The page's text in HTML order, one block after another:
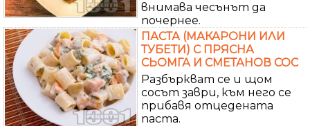
внимава чесънът да
почернее.
ПАСТА (МАКАРОНИ ИЛИ
ТУБЕТИ) С ПРЯСНА
СЬОМГА И СМЕТАНОВ СОС
Разбъркват се и щом
сосът заври, към него се
прибавя отцедената
паста.